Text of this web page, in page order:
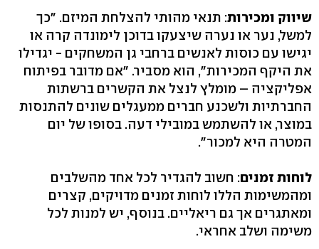
שיווק ומכירות: תנאי מהותי להצלחת המיזם. "כך
למשל, נער או נערה שיצעקו בדוכן לימונדה קרה או
יגישו עם כוסות לאנשים ברחבי גן המשחקים - יגדילו
את היקף המכירות", הוא מסביר. "אם מדובר בפיתוח
אפליקציה – מומלץ לנצל את הקשרים ברשתות
החברתיות ולשכנע חברים ממעגלים שונים להתנסות
במוצר, או להשתמש במובילי דעה. בסופו של יום
המטרה היא למכור".
לוחות זמנים: חשוב להגדיר לכל אחד מהשלבים
ומהמשימות הללו לוחות זמנים מדויקים, קצרים
ומאתגרים אך גם ריאליים. בנוסף, יש למנות לכל
משימה ושלב אחראי.